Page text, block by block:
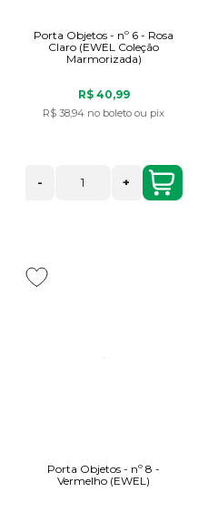
Porta Objetos - nº 6 - Rosa
Claro (EWEL Coleção
Marmorizada)
R$ 40,99
R$ 38,94 no boleto ou pix
- +
Porta Objetos - nº 8 -
Vermelho (EWEL)